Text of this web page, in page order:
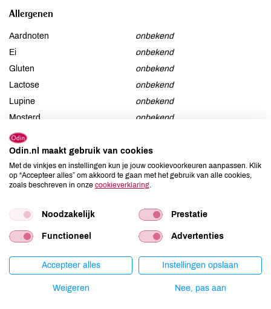
Allergenen
Aardnoten
onbekend
Ei
onbekend
Gluten
onbekend
Lactose
onbekend
Lupine
onbekend
Mosterd
onbekend
Noten
Schaaldieren
onbekend
Selderij
onbekend
Sesam
onbekend
Vis
onbekend
Weekdieren
onbekend
Zwaveldioxide / sulfieten
onbekend
Odin.nl maakt gebruik van cookies
Met de vinkjes en instellingen kun je jouw cookievoorkeuren aanpassen. Klik
op “Accepteer alles” om akkoord te gaan met het gebruik van alle cookies,
zoals beschreven in onze cookieverklaring
Noodzakelijk Prestatie
Functioneel Advertenties
Accepteer alles Instellingen opslaan
Weigeren Nee, pas aan